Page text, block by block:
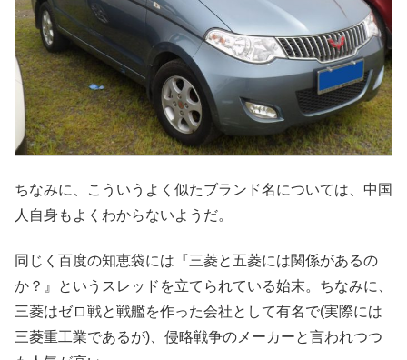
ちなみに、こういうよく似たブランド名については、中国
人自身もよくわからないようだ。
同じく百度の知恵袋には『三菱と五菱には関係があるの
か？』というスレッドを立てられている始末。ちなみに、
三菱はゼロ戦と戦艦を作った会社として有名で(実際には
三菱重工業であるが)、侵略戦争のメーカーと言われつつ